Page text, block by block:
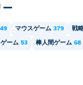
マウスゲーム 379 戦
ーム 53 棒人間ゲーム 68